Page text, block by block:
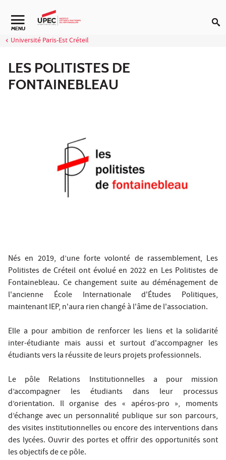
Aller au contenu
Navigation secondaire
MENU
Université Paris-Est Créteil
LES POLITISTES DE
FONTAINEBLEAU
Nés en 2019, d’une forte volonté de rassemblement, Les
Politistes de Créteil ont évolué en 2022 en Les Politistes de
Fontainebleau. Ce changement suite au déménagement de
l'ancienne École Internationale d'Études Politiques,
maintenant IEP, n'aura rien changé à l'âme de l'association.
Elle a pour ambition de renforcer les liens et la solidarité
inter-étudiante mais aussi et surtout d'accompagner les
étudiants vers la réussite de leurs projets professionnels.
Le pôle Relations Institutionnelles a pour mission
d’accompagner les étudiants dans leur processus
d’orientation. Il organise des « apéros-pro », moments
d’échange avec un personnalité publique sur son parcours,
des visites institutionnelles ou encore des interventions dans
des lycées. Ouvrir des portes et offrir des opportunités sont
les objectifs de ce pôle.